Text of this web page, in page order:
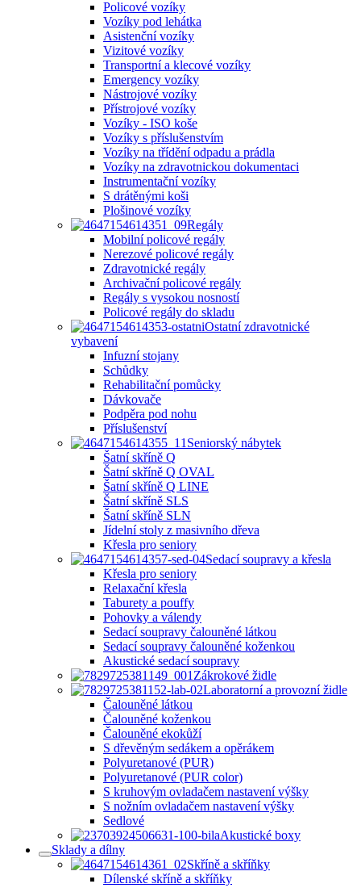
Policové vozíky
Vozíky pod lehátka
Asistenční vozíky
Vizitové vozíky
Transportní a klecové vozíky
Emergency vozíky
Nástrojové vozíky
Přístrojové vozíky
Vozíky - ISO koše
Vozíky s příslušenstvím
Vozíky na třídění odpadu a prádla
Vozíky na zdravotnickou dokumentaci
Instrumentační vozíky
S drátěnými koši
Plošinové vozíky
Regály
Mobilní policové regály
Nerezové policové regály
Zdravotnické regály
Archivační policové regály
Regály s vysokou nosností
Policové regály do skladu
Ostatní zdravotnické
vybavení
Infuzní stojany
Schůdky
Rehabilitační pomůcky
Dávkovače
Podpěra pod nohu
Příslušenství
Seniorský nábytek
Šatní skříně Q
Šatní skříně Q OVAL
Šatní skříně Q LINE
Šatní skříně SLS
Šatní skříně SLN
Jídelní stoly z masivního dřeva
Křesla pro seniory
Sedací soupravy a křesla
Křesla pro seniory
Relaxační křesla
Taburety a pouffy
Pohovky a válendy
Sedací soupravy čalouněné látkou
Sedací soupravy čalouněné koženkou
Akustické sedací soupravy
Zákrokové židle
Laboratorní a provozní židle
Čalouněné látkou
Čalouněné koženkou
Čalouněné ekokůží
S dřevěným sedákem a opěrákem
Polyuretanové (PUR)
Polyuretanové (PUR color)
S kruhovým ovladačem nastavení výšky
S nožním ovladačem nastavení výšky
Sedlové
Akustické boxy
Sklady a dílny
Skříně a skříňky
Dílenské skříně a skříňky